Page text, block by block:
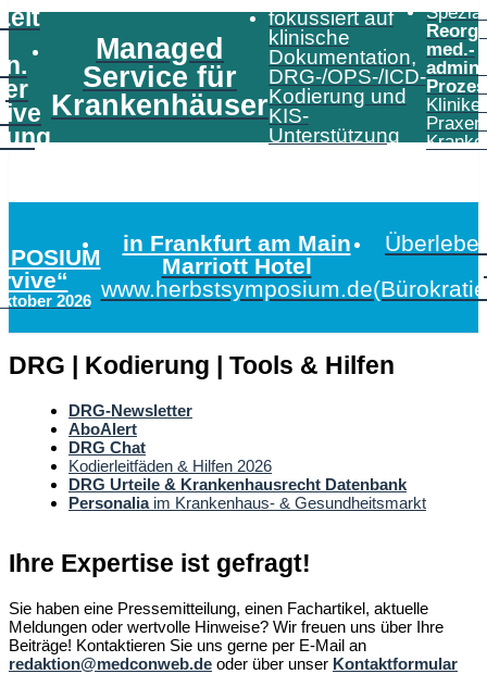
Managed
Service für
Krankenhäuser
fokussiert auf
klinische
Dokumentation,
DRG-/OPS-/ICD-
Kodierung und
KIS-
Unterstützung
med.-
2026
in Frankfurt am Main
Marriott Hotel
www.herbstsymposium.de
DRG | Kodierung | Tools & Hilfen
DRG-Newsletter
AboAlert
DRG Chat
Kodierleitfäden & Hilfen 2026
DRG Urteile & Krankenhausrecht Datenbank
Personaliaim Krankenhaus- & Gesundheitsmarkt
Ihre Expertise ist gefragt!
Sie haben eine Pressemitteilung, einen Fachartikel, aktuelle
Meldungen oder wertvolle Hinweise? Wir freuen uns über Ihre
Beiträge! Kontaktieren Sie uns gerne per E-Mail an
redaktion@medconweb.de oder über unser Kontaktformular